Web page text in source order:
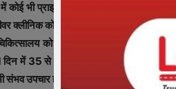
कोई भी प्राइवेट डॉक्टर किसी कोरोना
क्लीनिक को रेफर करें ताकि उसका सैंपल टेस्ट
को प्राप्त सीबिन ट्रू नॉट मशीन
दिन में 35 से 40 सैंपल टेस्ट होते हैं। कमिश्नर ने
उपचार हो किया जाए।